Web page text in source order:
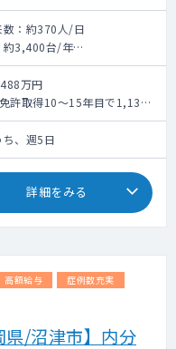
数：約370人/日
約3,400台/年
救急対応です。
※
まい症、けいれん発作、失
医療ケア関連肺炎、間質性肺
慢性閉塞性肺疾患
性胆嚢炎、虚血性腸炎、ネフ
ドーシス、アルコール性ケ
貧血
万円
許取得10～15年目で1,136
後に提示いたします。（各
、週5日
詳細をみる
高額給与
症例数充実
/沼津市】内分